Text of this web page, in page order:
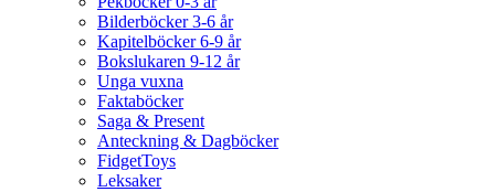
Bilderböcker 3-6 år
Kapitelböcker 6-9 år
Bokslukaren 9-12 år
Unga vuxna
Faktaböcker
Saga & Present
Anteckning & Dagböcker
FidgetToys
Leksaker